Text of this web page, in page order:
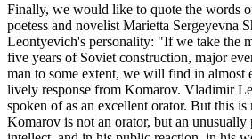
Finally, we would like to quote the words
poetess and novelist Marietta Sergeyevna
Leontyevich's personality: "If we take the
five years of Soviet construction, major
man to some extent, we will find in almost
lively response from Komarov. Vladimir
spoken of as an excellent orator. But this
Komarov is not an orator, but an